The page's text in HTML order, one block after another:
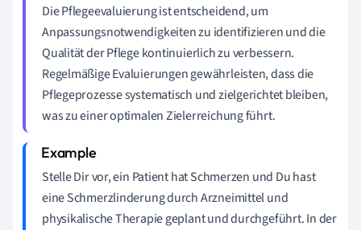
Die Pflegeevaluierung ist entscheidend, um
Anpassungsnotwendigkeiten zu identifizieren und die
Qualität der Pflege kontinuierlich zu verbessern.
Regelmäßige Evaluierungen gewährleisten, dass die
Pflegeprozesse systematisch und zielgerichtet bleiben,
was zu einer optimalen Zielerreichung führt.
Stelle Dir vor, ein Patient hat Schmerzen und Du hast
eine Schmerzlinderung durch Arzneimittel und
physikalische Therapie geplant und durchgeführt. In der